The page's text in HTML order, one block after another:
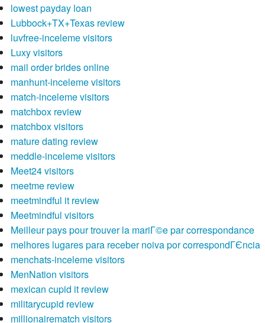
lowest payday loan
Lubbock+TX+Texas review
luvfree-inceleme visitors
Luxy visitors
mail order brides online
manhunt-inceleme visitors
match-inceleme visitors
matchbox review
matchbox visitors
mature dating review
meddle-inceleme visitors
Meet24 visitors
meetme review
meetmindful it review
Meetmindful visitors
Meilleur pays pour trouver la mariГ©e par correspondance
melhores lugares para receber noiva por correspondГЄncia
menchats-inceleme visitors
MenNation visitors
mexican cupid it review
militarycupid review
millionairematch visitors